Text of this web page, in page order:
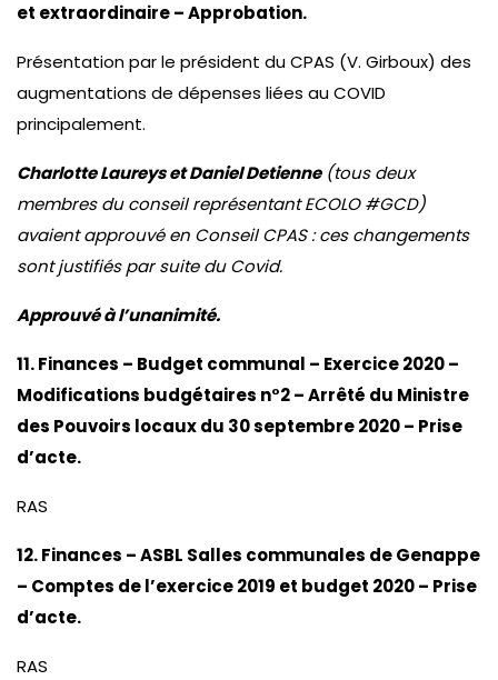
et extraordinaire – Approbation.
Présentation par le président du CPAS (V. Girboux) des
augmentations de dépenses liées au COVID
principalement.
Charlotte Laureys et Daniel Detienne(tous deux
membres du conseil représentant ECOLO #GCD)
avaient approuvé en Conseil CPAS : ces changements
sont justifiés par suite du Covid.
Approuvé à l’unanimité.
11. Finances – Budget communal – Exercice 2020 –
Modifications budgétaires n°2 – Arrêté du Ministre
des Pouvoirs locaux du 30 septembre 2020 – Prise
d’acte.
RAS
12. Finances – ASBL Salles communales de Genappe
– Comptes de l’exercice 2019 et budget 2020 – Prise
d’acte.
RAS